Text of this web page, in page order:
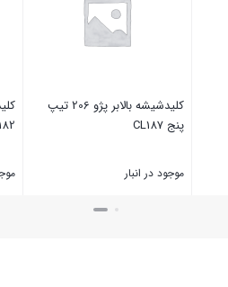
کلیدشیشه بالابر پژو 206 تیپ
پنج CL187
موجود در انبار